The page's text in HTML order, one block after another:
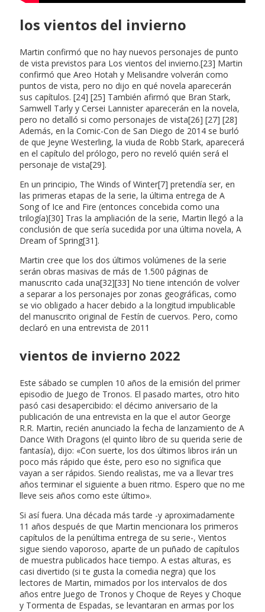
los vientos del invierno
Martin confirmó que no hay nuevos personajes de punto
de vista previstos para Los vientos del invierno.[23] Martin
confirmó que Areo Hotah y Melisandre volverán como
puntos de vista, pero no dijo en qué novela aparecerán
sus capítulos. [24] [25] También afirmó que Bran Stark,
Samwell Tarly y Cersei Lannister aparecerán en la novela,
pero no detalló si como personajes de vista[26] [27] [28]
Además, en la Comic-Con de San Diego de 2014 se burló
de que Jeyne Westerling, la viuda de Robb Stark, aparecerá
en el capítulo del prólogo, pero no reveló quién será el
personaje de vista[29].
En un principio, The Winds of Winter[7] pretendía ser, en
las primeras etapas de la serie, la última entrega de A
Song of Ice and Fire (entonces concebida como una
trilogía)[30] Tras la ampliación de la serie, Martin llegó a la
conclusión de que sería sucedida por una última novela, A
Dream of Spring[31].
Martin cree que los dos últimos volúmenes de la serie
serán obras masivas de más de 1.500 páginas de
manuscrito cada una[32][33] No tiene intención de volver
a separar a los personajes por zonas geográficas, como
se vio obligado a hacer debido a la longitud impublicable
del manuscrito original de Festín de cuervos. Pero, como
declaró en una entrevista de 2011
vientos de invierno 2022
Este sábado se cumplen 10 años de la emisión del primer
episodio de Juego de Tronos. El pasado martes, otro hito
pasó casi desapercibido: el décimo aniversario de la
publicación de una entrevista en la que el autor George
R.R. Martin, recién anunciado la fecha de lanzamiento de A
Dance With Dragons (el quinto libro de su querida serie de
fantasía), dijo: «Con suerte, los dos últimos libros irán un
poco más rápido que éste, pero eso no significa que
vayan a ser rápidos. Siendo realistas, me va a llevar tres
años terminar el siguiente a buen ritmo. Espero que no me
lleve seis años como este último».
Si así fuera. Una década más tarde -y aproximadamente
11 años después de que Martin mencionara los primeros
capítulos de la penúltima entrega de su serie-, Vientos
sigue siendo vaporoso, aparte de un puñado de capítulos
de muestra publicados hace tiempo. A estas alturas, es
casi divertido (si te gusta la comedia negra) que los
lectores de Martin, mimados por los intervalos de dos
años entre Juego de Tronos y Choque de Reyes y Choque
y Tormenta de Espadas, se levantaran en armas por los